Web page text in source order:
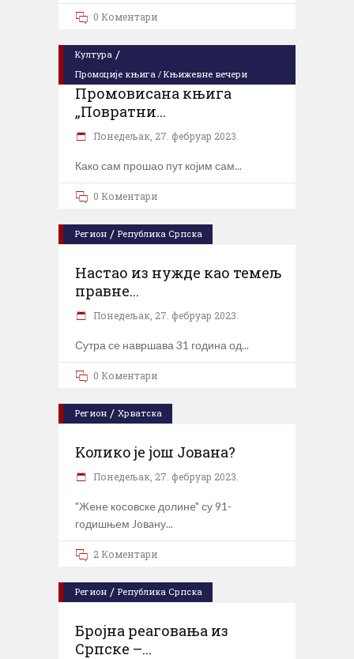
0 Коментари
Култура /
Промоције књига / Књижевне вечери
Промовисана књига
„Повратни...
Понедељак, 27. фебруар 2023.
Како сам прошао пут којим сам
0 Коментари
Регион / Република Српска
Настао из нужде као темељ
правне...
Понедељак, 27. фебруар 2023.
Сутра се навршава 31 година од
0 Коментари
Регион / Хрватска
Koликo je joш Joвaнa?
Понедељак, 27. фебруар 2023.
"Жeнe кoсoвскe дoлинe" су 91-
гoдишњeм Joвaну
2 Коментари
Регион / Република Српска
Бројна реаговања из
Српске –...